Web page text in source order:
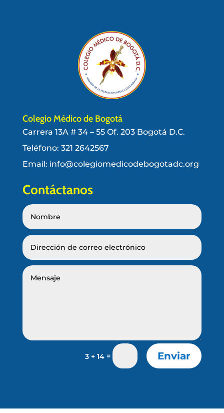
Colegio Médico de Bogotá
Carrera 13A # 34 – 55 Of. 203 Bogotá D.C.
Teléfono: 321 2642567
Email: info@colegiomedicodebogotadc.org
Contáctanos
3 + 14 = Enviar